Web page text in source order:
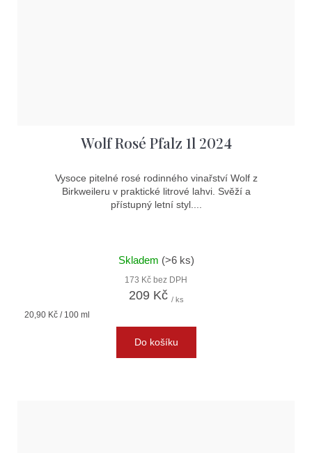
Wolf Rosé Pfalz 1l 2024
Vysoce pitelné rosé rodinného vinařství Wolf z
Birkweileru v praktické litrové lahvi. Svěží a
přístupný letní styl....
Skladem (>6 ks)
173 Kč bez DPH
209 Kč / ks
Měrná
20,90 Kč / 100 ml
Do košíku